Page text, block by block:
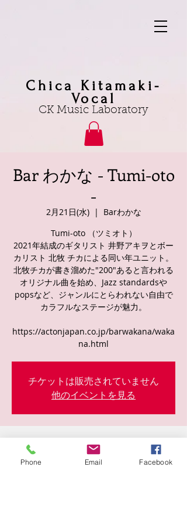
Chica Kitamaki-
Vocal
CK Music Laboratory
Bar わかな - Tumi-oto
-
2月21日(水)
  |
Barわかな
Tumi-oto （ツミオト）
2021年結成のギタリスト 井野アキヲとボー
カリスト 北牧 チカによる同い年ユニット。
北牧チカが書き溜めた"200"あると言われる
オリジナル曲を始め、Jazz standardsや
popsなど、ジャンルにとらわれない自由で
カラフルなステージが魅力。
https://actonjapan.co.jp/barwakana/waka
na.html
チケットは販売されていません
他のイベントを見る
日時・場所
2024年2月21日 19:30
Phone Email Facebook